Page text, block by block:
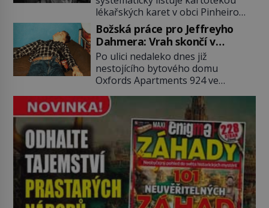
dílně nebo u fotografa. Když se
ukáže pravda, propukne jeden z
největších honů na zloděje v […]
lékařských karet v obci Pinheiro
ležící asi 20 kilometrů od farmy s
podivínským majitelem. Něco tu
nesedí. Ledaže… Ledaže by ta
mladá dívka z farmy byla ne
manželkou, ale dcerou – a všechny
ty děti byly zplozené v incestu. Na
sociálním odboru jednoho z […]
Božská práce pro Jeffreyho
Dahmera: Vrah skončí v
tratolišti krve ve vězeňských
umývárnách
Po ulici nedaleko dnes již
nestojícího bytového domu
Oxfords Apartments 924 ve
potácí zcela zmatený 14letý
Konerak Sinthasomphone. Když ho
zastaví policejní hlídka, ochable jí
nadiktuje adresu „jeho kamaráda“.
Strážníci ho dopraví zpět do
udaného bytu. Oním „kamarádem“
je ovšem jeden z nejslavnějších
vrahů, Jeffrey Dahmer (1960–1994).
Je 27. května 1991. […]